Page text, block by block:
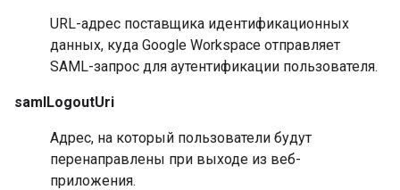
URL-адрес поставщика идентификационных
данных, куда Google Workspace отправляет
SAML-запрос для аутентификации пользователя.
samlLogoutUri
Адрес, на который пользователи будут
перенаправлены при выходе из веб-
приложения.